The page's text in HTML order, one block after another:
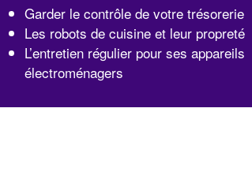
Garder le contrôle de votre trésorerie
Les robots de cuisine et leur propreté
L’entretien régulier pour ses appareils
électroménagers